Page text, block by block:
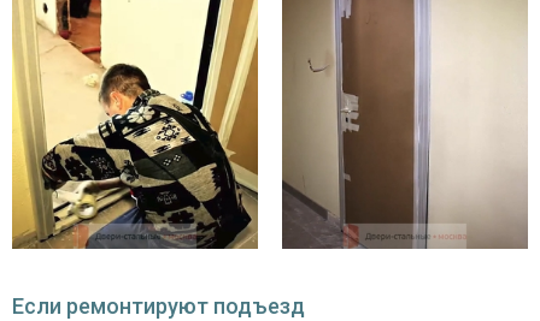
Если ремонтируют подъезд